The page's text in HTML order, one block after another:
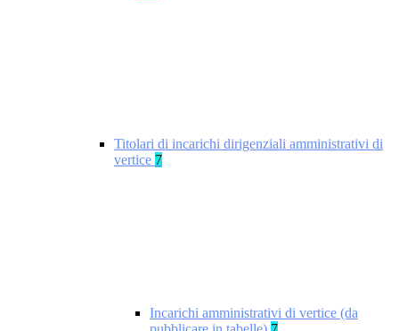
Titolari di incarichi dirigenziali amministrativi di
vertice 7
Incarichi amministrativi di vertice (da